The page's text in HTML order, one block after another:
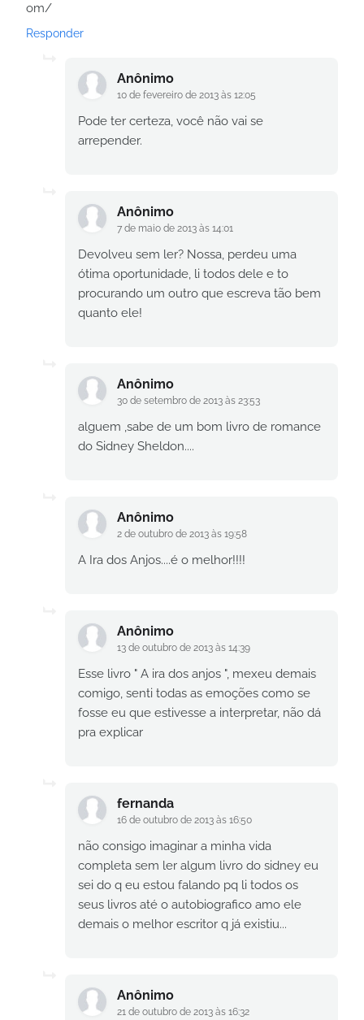
om/
Responder
Anônimo
10 de fevereiro de 2013 às 12:05
Pode ter certeza, você não vai se
arrepender.
Anônimo
7 de maio de 2013 às 14:01
Devolveu sem ler? Nossa, perdeu uma
ótima oportunidade, li todos dele e to
procurando um outro que escreva tão bem
quanto ele!
Anônimo
30 de setembro de 2013 às 23:53
alguem ,sabe de um bom livro de romance
do Sidney Sheldon....
Anônimo
2 de outubro de 2013 às 19:58
A Ira dos Anjos....é o melhor!!!!
Anônimo
13 de outubro de 2013 às 14:39
Esse livro " A ira dos anjos ", mexeu demais
comigo, senti todas as emoções como se
fosse eu que estivesse a interpretar, não dá
pra explicar
fernanda
16 de outubro de 2013 às 16:50
não consigo imaginar a minha vida
completa sem ler algum livro do sidney eu
sei do q eu estou falando pq li todos os
seus livros até o autobiografico amo ele
demais o melhor escritor q já existiu...
Anônimo
21 de outubro de 2013 às 16:32